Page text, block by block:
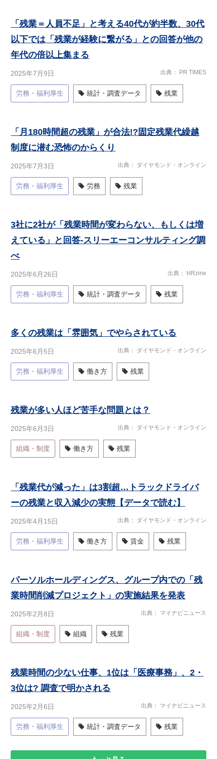
「残業＝人員不足」と考える40代が約半数、30代
以下では「残業が経験に繋がる」との回答が他の
年代の倍以上集まる
2025年7月9日 出典 PR TIMES
労務・福利厚生 統計・調査データ 残業
「月180時間超の残業」が合法!?固定残業代繰越
制度に潜む恐怖のからくり
2025年7月3日 出典 ダイヤモンド・オンライン
労務・福利厚生 労務 残業
3社に2社が「残業時間が変わらない、もしくは増
えている」と回答-スリーエーコンサルティング調
べ
2025年6月26日 出典 HRzine
労務・福利厚生 統計・調査データ 残業
多くの残業は「雰囲気」でやらされている
2025年6月5日 出典 ダイヤモンド・オンライン
労務・福利厚生 働き方 残業
残業が多い人ほど苦手な問題とは？
2025年6月3日 出典 ダイヤモンド・オンライン
組織・制度 働き方 残業
「残業代が減った」は3割超…トラックドライバ
ーの残業と収入減少の実態【データで読む】
2025年4月15日 出典 ダイヤモンド・オンライン
労務・福利厚生 働き方 賃金 残業
パーソルホールディングス、グループ内での「残
業時間削減プロジェクト」の実施結果を発表
2025年2月8日 出典 マイナビニュース
組織・制度 組織 残業
残業時間の少ない仕事、1位は「医療事務」、2・
3位は? 調査で明かされる
2025年2月6日 出典 マイナビニュース
労務・福利厚生 統計・調査データ 残業